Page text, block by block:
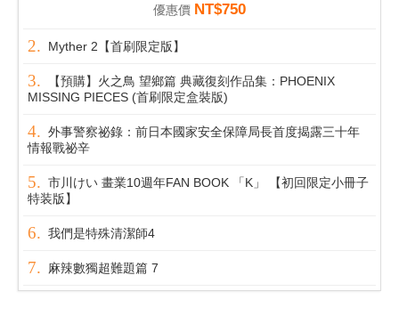
優惠價 NT$750
Myther 2【首刷限定版】
【預購】火之鳥 望鄉篇 典藏復刻作品集：PHOENIX
MISSING PIECES (首刷限定盒裝版)
外事警察祕錄：前日本國家安全保障局長首度揭露三十年
情報戰祕辛
市川けい 畫業10週年FAN BOOK 「K」 【初回限定小冊子
特装版】
我們是特殊清潔師4
麻辣數獨超難題篇 7